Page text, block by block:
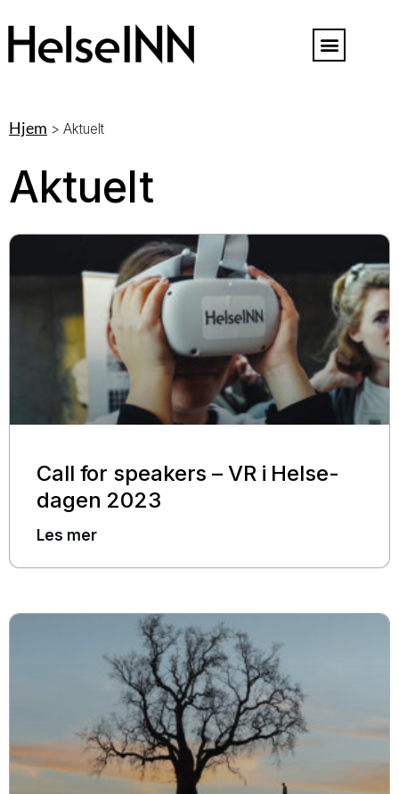
Hjem > Aktuelt
Aktuelt
Call for speakers – VR i Helse-
dagen 2023
Les mer